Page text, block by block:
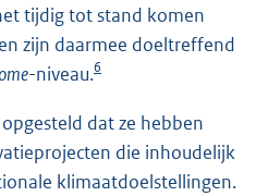
tijdig tot stand komen
zijn daarmee doeltreffend
-niveau.6
dat ze hebben
die inhoudelijk
klimaatdoelstellingen.